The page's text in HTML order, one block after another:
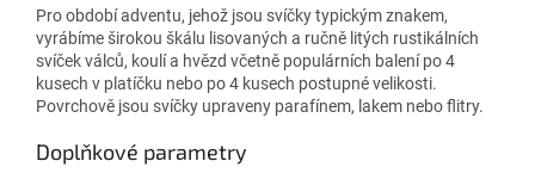
Pro období adventu, jehož jsou svíčky typickým znakem,
vyrábíme širokou škálu lisovaných a ručně litých rustikálních
svíček válců, koulí a hvězd včetně populárních balení po 4
kusech v platíčku nebo po 4 kusech postupné velikosti.
Povrchově jsou svíčky upraveny parafínem, lakem nebo flitry.
Doplňkové parametry